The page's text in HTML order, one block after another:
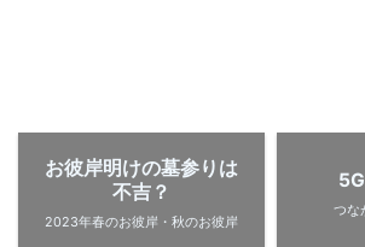
お彼岸明けの墓参りは
不吉？
2023年春のお彼岸・秋のお彼岸
つな